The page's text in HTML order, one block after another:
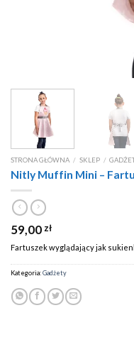
STRONA GŁÓWNA / SKLEP /
Nitly Muffin Mini –
59,00 zł
Fartuszek wyglądający jak
Kategoria:Gadżety